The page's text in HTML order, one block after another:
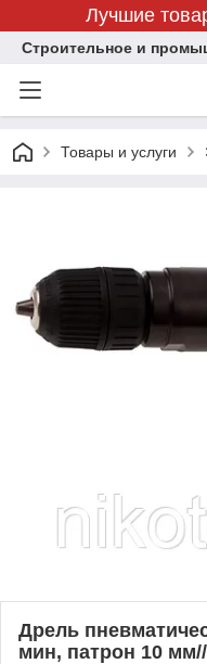
Лучшие
Строительное и
Товары и услуги
Дрель
мин, патрон 10